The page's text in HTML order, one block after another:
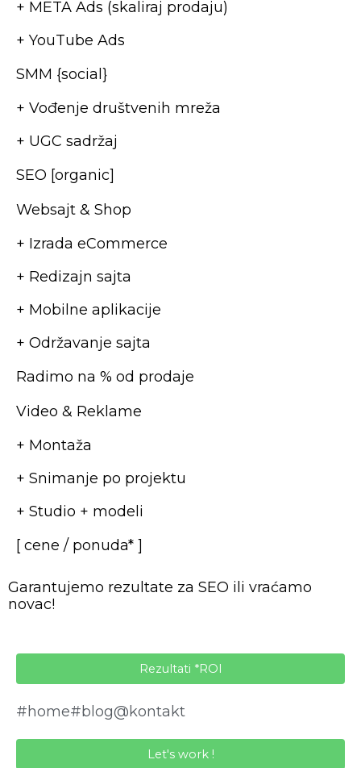
+ META Ads (skaliraj prodaju)
+ YouTube Ads
SMM {social}
+ Vođenje društvenih mreža
+ UGC sadržaj
SEO [organic]
Websajt & Shop
+ Izrada eCommerce
+ Redizajn sajta
+ Mobilne aplikacije
+ Održavanje sajta
Radimo na % od prodaje
Video & Reklame
+ Montaža
+ Snimanje po projektu
+ Studio + modeli
[ cene / ponuda* ]
Garantujemo rezultate za SEO ili vraćamo
novac!
Rezultati *ROI
#home#blog@kontakt
Let's work !